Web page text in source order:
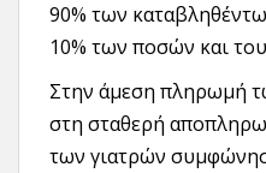
90% των
10% των ποσών και
Στην άμεση πληρωμή
στη σταθερή
των γιατρών